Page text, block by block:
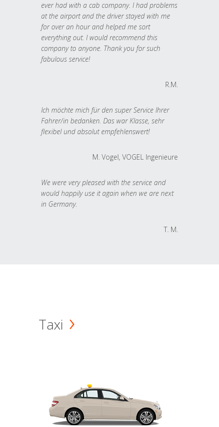
ever had with a cab company. I had problems
at the airport and the driver stayed with me
for over an hour and helped me sort
everything out. I would recommend this
company to anyone. Thank you for such
fabulous service!
R.M.
Ich möchte mich für den super Service Ihrer
Fahrer/in bedanken. Das war Klasse, sehr
flexibel und absolut empfehlenswert!
M. Vogel, VOGEL Ingenieure
We were very pleased with the service and
would happily use it again when we are next
in Germany.
T. M.
Taxi